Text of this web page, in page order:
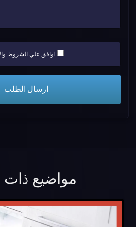
اوافق علي الشروط
مواضيع